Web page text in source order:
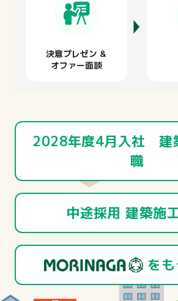
決意プレゼン &
オファー面談
2028年度4月入社 建
職
建築プロジェクトのリーダ
成し得ません。
そこには必ず現場で働く職
めとするたくさんのビジネ
中途採用 建築施
建築プロジェクトのリーダー
を